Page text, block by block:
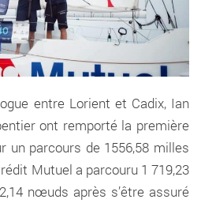
entre Lorient et Cadix, Ian
ont remporté la première
un parcours de 1556,58 milles
Mutuel a parcouru 1 719,23
nœuds après s’être assuré